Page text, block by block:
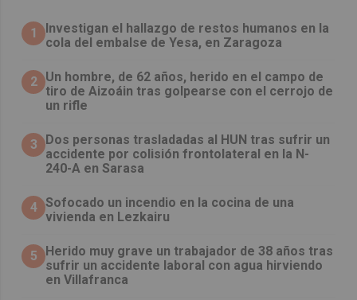
1
Investigan el hallazgo de restos humanos en la
cola del embalse de Yesa, en Zaragoza
2 Un hombre, de 62 años, herido en el campo de
tiro de Aizoáin tras golpearse con el cerrojo de
un rifle
3
​Dos personas trasladadas al HUN tras sufrir un
accidente por colisión frontolateral en la N-
240-A en Sarasa
4 Sofocado un incendio en la cocina de una
vivienda en Lezkairu
5
Herido muy grave un trabajador de 38 años tras
sufrir un accidente laboral con agua hirviendo
en Villafranca